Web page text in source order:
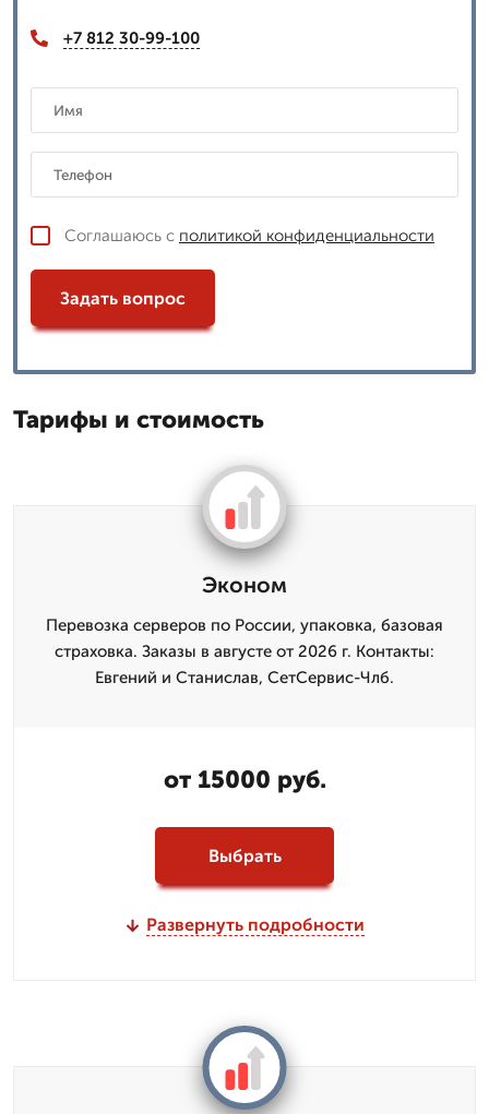
+7 812 30-99-100
Соглашаюсь с политикой конфиденциальности
Задать вопрос
Тарифы и стоимость
Эконом
Перевозка серверов по России, упаковка, базовая
страховка. Заказы в августе от 2026 г. Контакты:
Евгений и Станислав, СетСервис-Члб.
от 15000 руб.
Выбрать
Развернуть подробности